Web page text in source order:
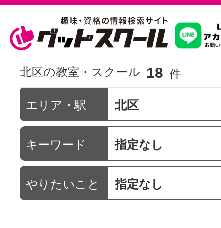
習いたいこ
スクールを
駅・路線か
通信講座を
北区の教室・スクール 18 件
エリア・駅 北区
キーワード 指定なし
やりたいこと 指定なし